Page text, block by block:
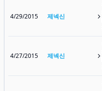
4/29/2015 제넥신
4/27/2015 제넥신